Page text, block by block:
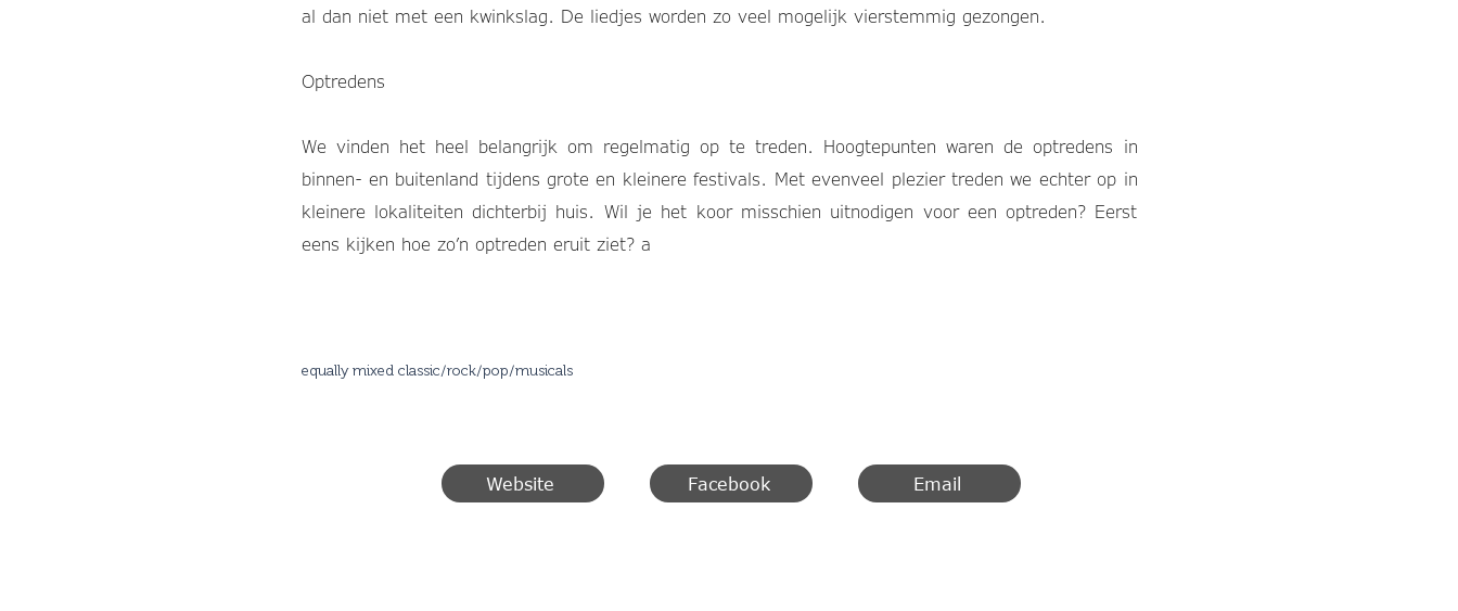
al dan niet met een kwinkslag. De liedjes worden zo veel mogelijk vierstemmig gezongen.
Optredens
We vinden het heel belangrijk om regelmatig op te treden. Hoogtepunten waren de optredens in
binnen- en buitenland tijdens grote en kleinere festivals. Met evenveel plezier treden we echter op in
kleinere lokaliteiten dichterbij huis. Wil je het koor misschien uitnodigen voor een optreden? Eerst
eens kijken hoe zo’n optreden eruit ziet? a
equally mixed classic/rock/pop/musicals
Website Facebook Email